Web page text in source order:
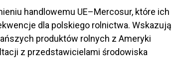
handlowemu UE–Mercosur, które ich
dla polskiego rolnictwa. Wskazują
produktów rolnych z Ameryki
z przedstawicielami środowiska